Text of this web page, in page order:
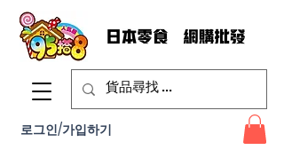
로그인/가입하기